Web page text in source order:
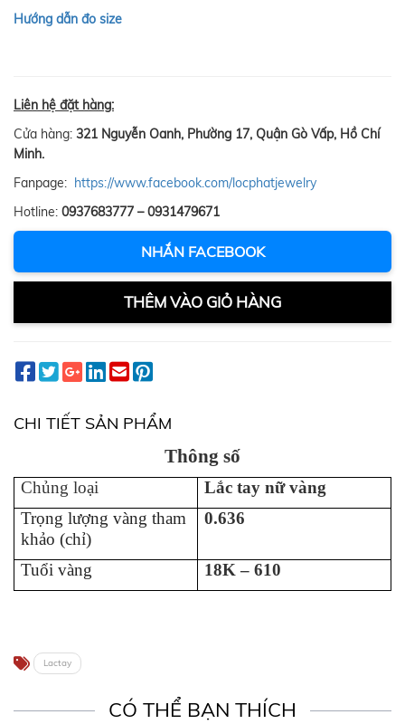
Hướng dẫn đo size
Liên hệ đặt hàng:
Cửa hàng: 321 Nguyễn Oanh, Phường 17, Quận Gò Vấp, Hồ Chí
Minh.
Fanpage: https://www.facebook.com/locphatjewelry
Hotline: 0937683777 – 0931479671
NHẮN FACEBOOK
THÊM VÀO GIỎ HÀNG
CHI TIẾT SẢN PHẨM
Thông số
Chủng loại Lắc tay nữvàng
Trọng lượng vàng tham
khảo (chỉ)
0.636
Tuổi vàng 18K – 610
Lactay
CÓ THỂ BẠN THÍCH